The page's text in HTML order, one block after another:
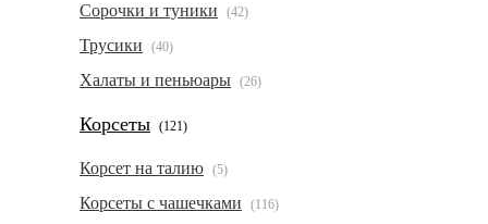
Сорочки и туники (42)
Трусики (40)
Халаты и пеньюары (26)
Корсеты (121)
Корсет на талию (5)
Корсеты с чашечками (116)